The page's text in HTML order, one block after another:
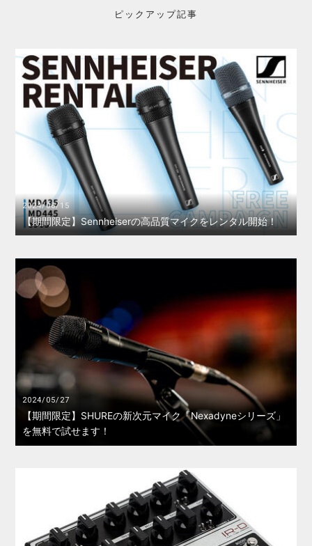
ピックアップ記事
2024/06/15
【期間限定】Sennheiserの高品質マイクをレンタル開始！
2024/05/27
【期間限定】SHUREの新次元マイク「Nexadyneシリーズ」
を無料で試せます！